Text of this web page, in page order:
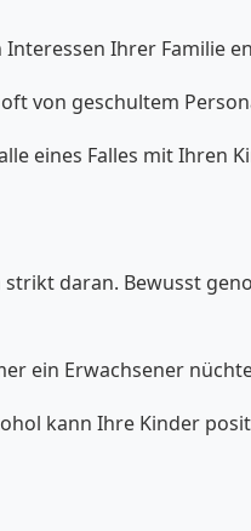
Ihrer Familie
von geschultem
eines Falles mit Ihren
daran. Bewusst
ein Erwachsener
kann Ihre Kinder